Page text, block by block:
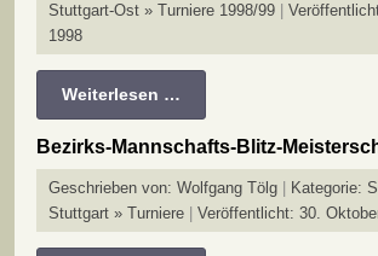
Stuttgart-Ost » Turniere 1998/99
1998
Weiterlesen …
Bezirks-Mannschafts-Blitz-
Geschrieben von: Wolfgang Tölg Kategorie:
Stuttgart » Turniere
Veröffentlicht: 30.